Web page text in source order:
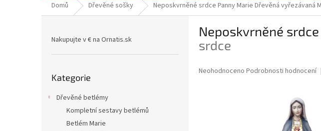
Domů
Dřevěné sošky Neposkvrněné srdce Panny Marie Dřevěná vyřezávaná
Nakupujte v € na Ornatis.sk
kategorie
Kategorie
Dřevěné betlémy
Kompletní sestavy betlémů
Betlém Marie
Neposkvrněné
srdce
Průměrné
Neohodnoceno Podrobnosti hodnocení